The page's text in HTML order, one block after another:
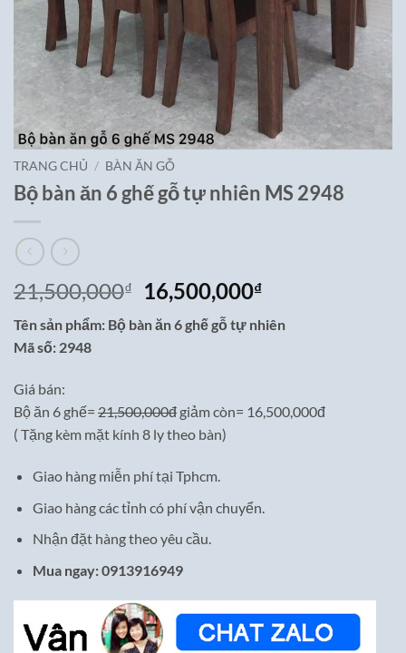
TRANG CHỦ / BÀN ĂN GỖ
Bộ bàn ăn 6 ghế gỗ tự nhiên MS 2948
21,500,000₫
Giá
gốc
là:
16,500,000₫Giá
tại
Tên sản phẩm: Bộ bàn ăn 6 ghế gỗ tự nhiên
Mã số: 2948
Giá bán:
Bộ ăn 6 ghế= 21,500,000đ giảm còn= 16,500,000đ
( Tặng kèm mặt kính 8 ly theo bàn)
Giao hàng miễn phí tại Tphcm.
Giao hàng các tỉnh có phí vận chuyển.
Nhận đặt hàng theo yêu cầu.
Mua ngay: 0913916949